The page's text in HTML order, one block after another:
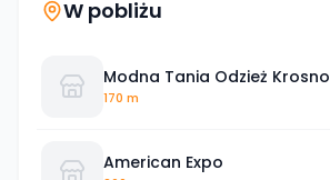
W pobliżu
Modna Tania Odzież Krosno
170 m
American Expo